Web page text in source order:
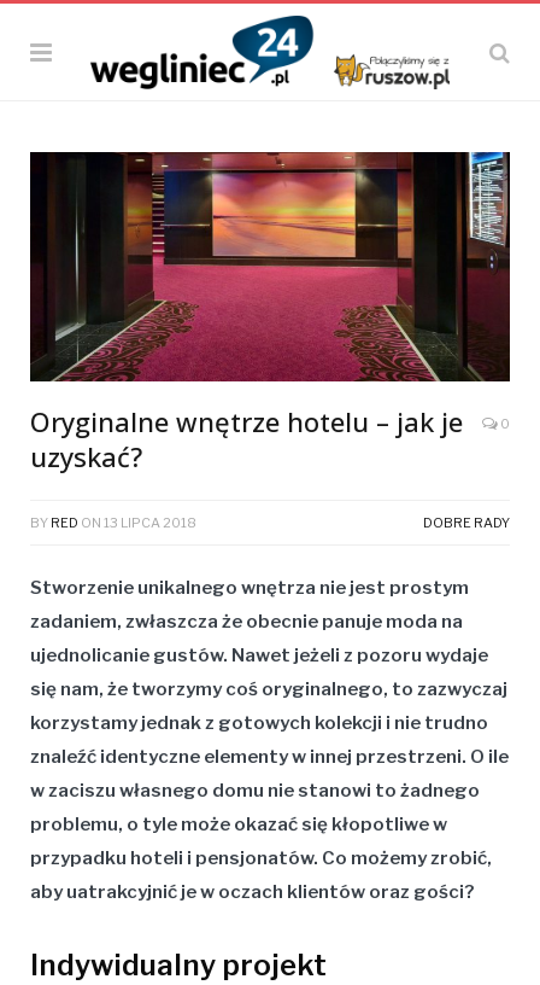
Oryginalne wnętrze hotelu – jak je
uzyskać?
0
BY RED ON 13 LIPCA 2018 DOBRE RADY
Stworzenie unikalnego wnętrza nie jest prostym
zadaniem, zwłaszcza że obecnie panuje moda na
ujednolicanie gustów. Nawet jeżeli z pozoru wydaje
się nam, że tworzymy coś oryginalnego, to zazwyczaj
korzystamy jednak z gotowych kolekcji i nie trudno
znaleźć identyczne elementy w innej przestrzeni. O ile
w zaciszu własnego domu nie stanowi to żadnego
problemu, o tyle może okazać się kłopotliwe w
przypadku hoteli i pensjonatów. Co możemy zrobić,
aby uatrakcyjnić je w oczach klientów oraz gości?
Indywidualny projekt